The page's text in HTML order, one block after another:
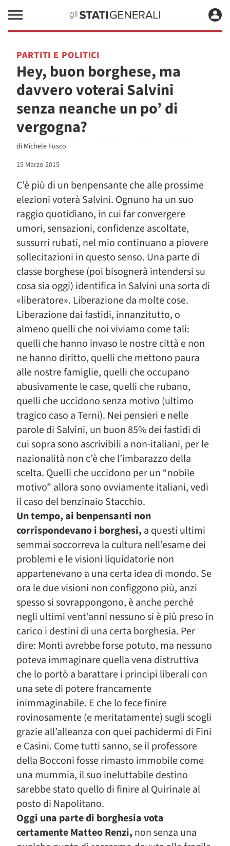
PARTITI E POLITICI
Hey, buon borghese, ma
davvero voterai Salvini
senza neanche un po’ di
vergogna?
di Michele Fusco
15 Marzo 2015
C’è più di un benpensante che alle prossime
elezioni voterà Salvini. Ognuno ha un suo
raggio quotidiano, in cui far convergere
umori, sensazioni, confidenze ascoltate,
sussurri rubati, nel mio continuano a piovere
sollecitazioni in questo senso. Una parte di
classe borghese (poi bisognerà intendersi su
cosa sia oggi) identifica in Salvini una sorta di
«liberatore». Liberazione da molte cose.
Liberazione dai fastidi, innanzitutto, o
almeno quelli che noi viviamo come tali:
quelli che hanno invaso le nostre città e non
ne hanno diritto, quelli che mettono paura
alle nostre famiglie, quelli che occupano
abusivamente le case, quelli che rubano,
quelli che uccidono senza motivo (ultimo
tragico caso a Terni). Nei pensieri e nelle
parole di Salvini, un buon 85% dei fastidi di
cui sopra sono ascrivibili a non-italiani, per le
nazionalità non c’è che l’imbarazzo della
scelta. Quelli che uccidono per un “nobile
motivo” allora sono ovviamente italiani, vedi
il caso del benzinaio Stacchio.
Un tempo, ai benpensanti non
corrispondevano i borghesi, a questi ultimi
semmai soccorreva la cultura nell’esame dei
problemi e le visioni liquidatorie non
appartenevano a una certa idea di mondo. Se
ora le due visioni non configgono più, anzi
spesso si sovrappongono, è anche perché
negli ultimi vent’anni nessuno si è più preso in
carico i destini di una certa borghesia. Per
dire: Monti avrebbe forse potuto, ma nessuno
poteva immaginare quella vena distruttiva
che lo portò a barattare i principi liberali con
una sete di potere francamente
inimmaginabile. E che lo fece finire
rovinosamente (e meritatamente) sugli scogli
grazie all’alleanza con quei pachidermi di Fini
e Casini. Come tutti sanno, se il professore
della Bocconi fosse rimasto immobile come
una mummia, il suo ineluttabile destino
sarebbe stato quello di finire al Quirinale al
posto di Napolitano.
Oggi una parte di borghesia vota
certamente Matteo Renzi, non senza una